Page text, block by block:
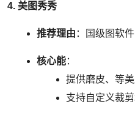
4. 美图秀秀
推荐理由 ：国级图软
核心能：
提供磨皮、等
支持自定义裁